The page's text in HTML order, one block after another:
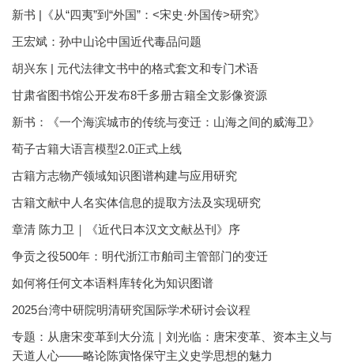
新书 |《从“四夷”到“外国”：<宋史·外国传>研究》
王宏斌：孙中山论中国近代毒品问题
胡兴东 | 元代法律文书中的格式套文和专门术语
甘肃省图书馆公开发布8千多册古籍全文影像资源
新书：《一个海滨城市的传统与变迁：山海之间的威海卫》
荀子古籍大语言模型2.0正式上线
古籍方志物产领域知识图谱构建与应用研究
古籍文献中人名实体信息的提取方法及实现研究
章清 陈力卫｜《近代日本汉文文献丛刊》序
争贡之役500年：明代浙江市舶司主管部门的变迁
如何将任何文本语料库转化为知识图谱
2025台湾中研院明清研究国际学术研讨会议程
专题：从唐宋变革到大分流｜刘光临：唐宋变革、资本主义与
天道人心——略论陈寅恪保守主义史学思想的魅力